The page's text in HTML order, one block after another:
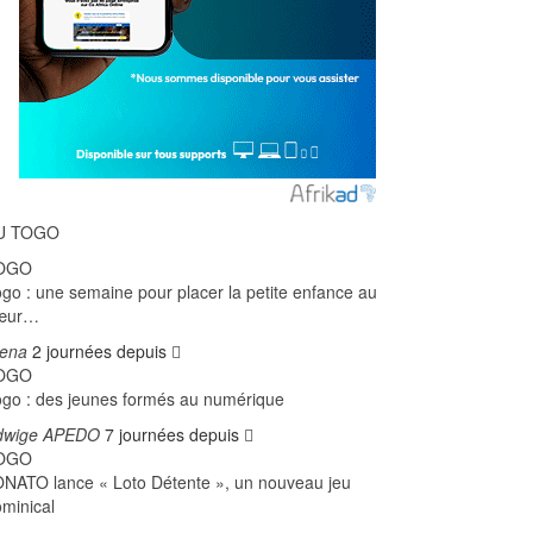
TOGO
: une semaine pour placer la petite enfance au
2 journées depuis
: des jeunes formés au numérique
APEDO7 journées depuis
lance « Loto Détente », un nouveau jeu